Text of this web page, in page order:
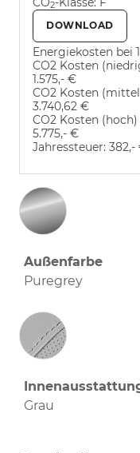
2
DOWNLOAD
Energiekosten bei
CO2 Kosten
1.575,- €
CO2 Kosten
3.740,62 €
CO2 Kosten (hoch)
5.775,- €
Jahressteuer: 382,-
Außenfarbe
Puregrey
Innenausstattung
Grau